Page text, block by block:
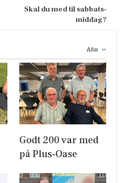
Skal du med til sabbats-
middag?
Alle
Godt 200 var med
på Plus-Oase